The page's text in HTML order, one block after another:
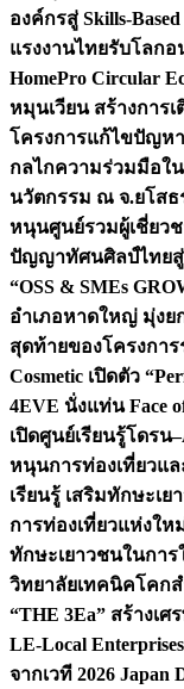
องค์กรสู่ Skills-
แรงงานไทยรับโลก
HomePro Circular
หมุนเวียน สร้างการ
โครงการแก้ไขปัญห
กลไกความร่วมมือใ
นวัตกรรม ณ จ.ยโสธ
หนุนศูนย์รวมผู้เชี่ยว
ปัญญาทัศนศิลป์ไทยสู่
“OSS & SMEs
อำเภอหาดใหญ่ มุ่งย
สุดท้ายของโครงกา
Cosmetic เปิดตัว
4EVE นั่งแท่น Face
เปิดศูนย์เรียนรู้โดร
หนุนการท่องเที่ยวแ
เรียนรู้ เสริมทักษะเ
การท่องเที่ยวแห่งให
ทักษะเยาวชนในการ
วิทยาลัยเทคนิคโคก
“THE 3Ea” สร้างเ
LE-Local Enterprises
จากเวที 2026 Japan